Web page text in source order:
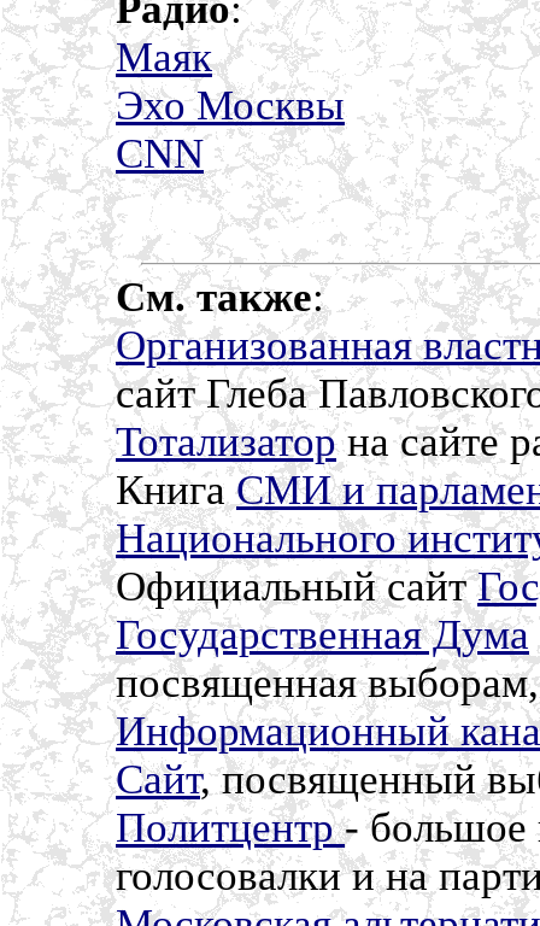
Маяк
Эхо Москвы
СNN
См. также:
Организованная
сайт Глеба
Тотализаторна сайте
КнигаСМИ и
Национального
Официальный сайт
Государственная Дума
посвященная
Информационный
Сайт, посвященный
Политцентр- большое
голосовалки и на